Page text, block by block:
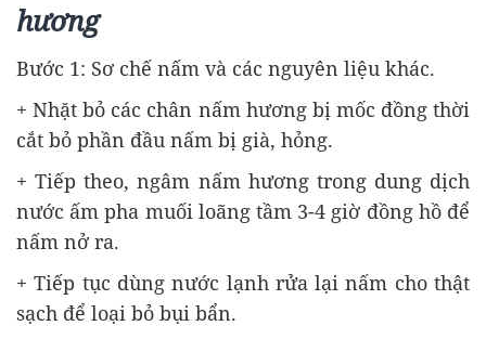
hương
Bước 1: Sơ chế nấm và các nguyên liệu khác.
+ Nhặt bỏ các chân nấm hương bị mốc đồng thời
cắt bỏ phần đầu nấm bị già, hỏng.
+ Tiếp theo, ngâm nấm hương trong dung dịch
nước ấm pha muối loãng tầm 3-4 giờ đồng hồ để
nấm nở ra.
+ Tiếp tục dùng nước lạnh rửa lại nấm cho thật
sạch để loại bỏ bụi bẩn.